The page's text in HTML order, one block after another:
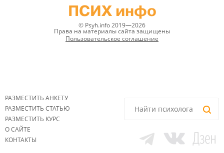
ПСИХ инфо
© Psyh.info 2019—2026
Права на материалы сайта защищены
Пользовательское соглашение
РАЗМЕСТИТЬ АНКЕТУ
РАЗМЕСТИТЬ СТАТЬЮ
РАЗМЕСТИТЬ КУРС
О САЙТЕ
КОНТАКТЫ